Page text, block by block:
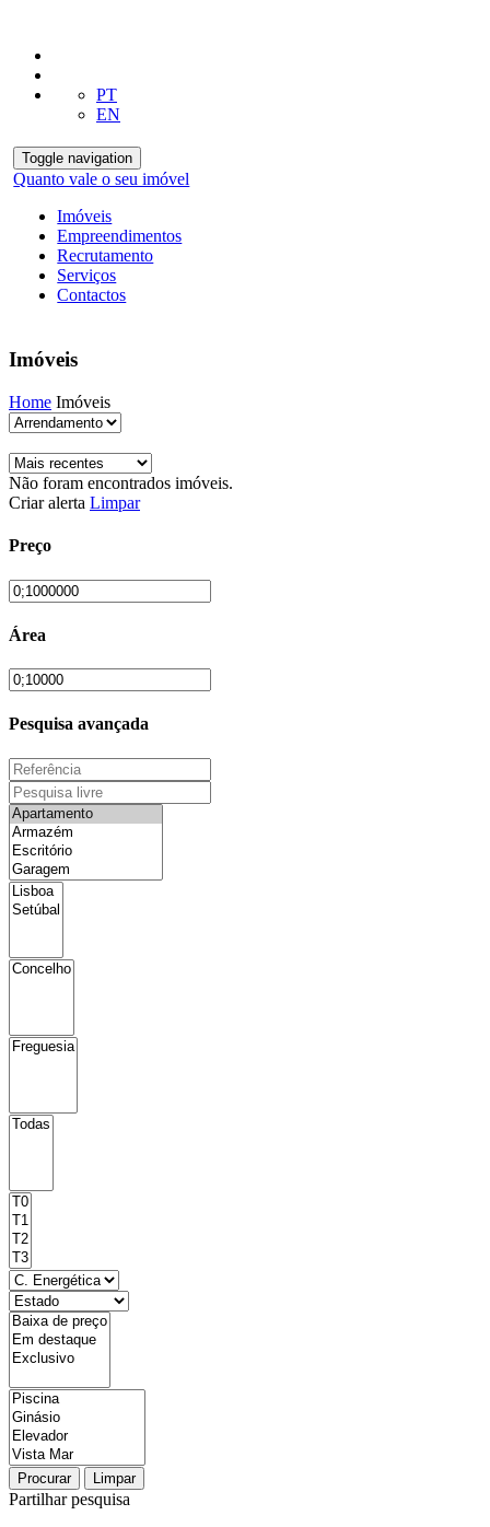
PT
EN
Toggle navigation
Quanto vale o seu imóvel
Imóveis
Empreendimentos
Recrutamento
Serviços
Contactos
Imóveis
Home Imóveis
Não foram encontrados imóveis.
Criar alerta Limpar
Preço
Área
Pesquisa avançada
Procurar Limpar
Partilhar pesquisa